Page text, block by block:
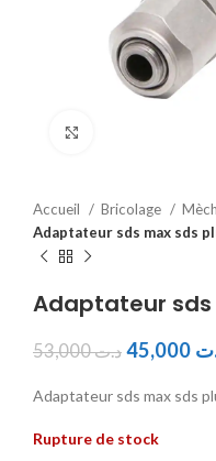
Accueil Bricolage
Adaptateur sds max sds
Adaptateur sds
د.ت53,000
Adaptateur sds max sds
Rupture de stock